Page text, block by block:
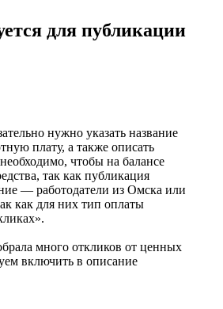
для публикации
нужно указать название
плату, а также описать
чтобы на балансе
так как публикация
— работодатели из Омска или
как для них тип оплаты
много откликов от ценных
включить в описание